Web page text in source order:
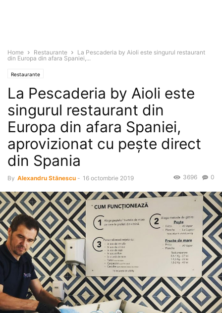
Home Restaurante
La Pescaderia by Aioli este singurul restaurant
din Europa din afara Spaniei,...
Restaurante
La Pescaderia by Aioli este
singurul restaurant din
Europa din afara Spaniei,
aprovizionat cu peşte direct
din Spania
By Alexandru Stănescu - 16 octombrie 2019 0
3696